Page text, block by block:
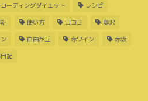
コーディングダイエット レシピ
使い方 口コミ 奥沢
自由が丘 赤ワイン 赤坂
記